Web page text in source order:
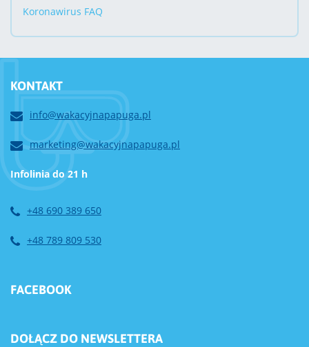
Koronawirus FAQ
KONTAKT
info@wakacyjnapapuga.pl
marketing@wakacyjnapapuga.pl
Infolinia do 21 h
+48 690 389 650
+48 789 809 530
FACEBOOK
DOŁĄCZ DO NEWSLETTERA